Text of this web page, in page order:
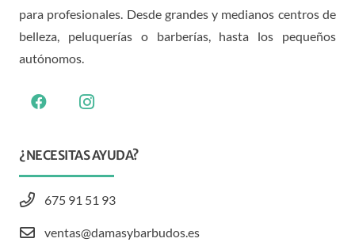
para profesionales. Desde grandes y medianos centros de
belleza, peluquerías o barberías, hasta los pequeños
autónomos.
¿NECESITAS AYUDA?
675 91 51 93
ventas@damasybarbudos.es